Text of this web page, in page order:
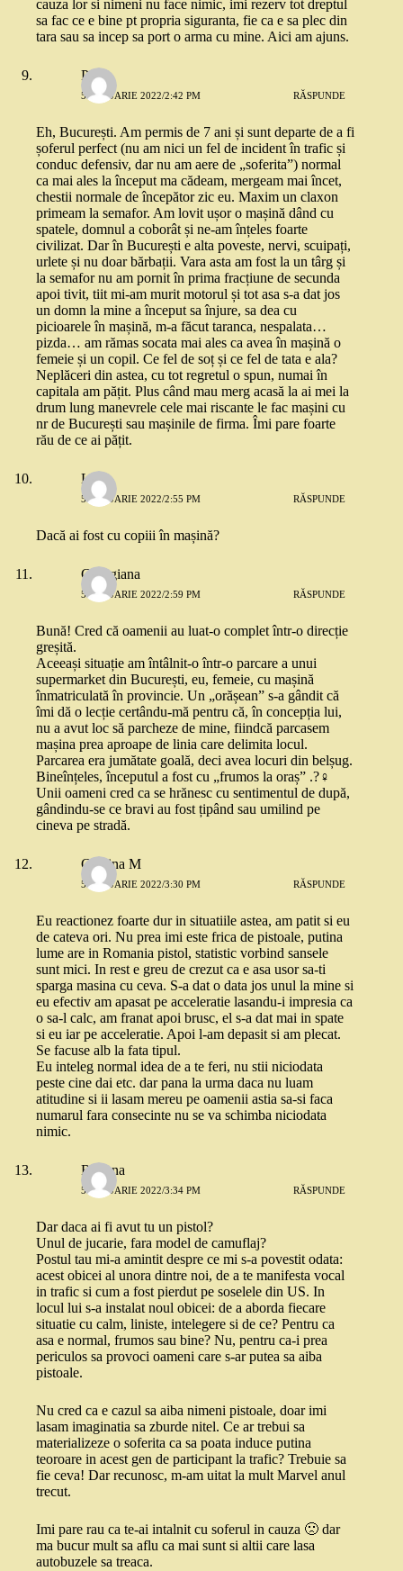
cauza lor si nimeni nu face nimic, imi rezerv tot dreptul
sa fac ce e bine pt propria siguranta, fie ca e sa plec din
tara sau sa incep sa port o arma cu mine. Aici am ajuns.
Pss
5 IANUARIE 2022/2:42 PM RĂSPUNDE
Eh, București. Am permis de 7 ani și sunt departe de a fi
șoferul perfect (nu am nici un fel de incident în trafic și
conduc defensiv, dar nu am aere de „soferita”) normal
ca mai ales la început ma cădeam, mergeam mai încet,
chestii normale de începător zic eu. Maxim un claxon
primeam la semafor. Am lovit ușor o mașină dând cu
spatele, domnul a coborât și ne-am înțeles foarte
civilizat. Dar în București e alta poveste, nervi, scuipați,
urlete și nu doar bărbații. Vara asta am fost la un târg și
la semafor nu am pornit în prima fracțiune de secunda
apoi tivit, tiit mi-am murit motorul și tot asa s-a dat jos
un domn la mine a început sa înjure, sa dea cu
picioarele în mașină, m-a făcut taranca, nespalata…
pizda… am rămas socata mai ales ca avea în mașină o
femeie și un copil. Ce fel de soț și ce fel de tata e ala?
Neplăceri din astea, cu tot regretul o spun, numai în
capitala am pățit. Plus când mau merg acasă la ai mei la
drum lung manevrele cele mai riscante le fac mașini cu
nr de București sau mașinile de firma. Îmi pare foarte
rău de ce ai pățit.
Lidia
5 IANUARIE 2022/2:55 PM RĂSPUNDE
Dacă ai fost cu copiii în mașină?
Georgiana
5 IANUARIE 2022/2:59 PM RĂSPUNDE
Bună! Cred că oamenii au luat-o complet într-o direcție
greșită.
Aceeași situație am întâlnit-o într-o parcare a unui
supermarket din București, eu, femeie, cu mașină
înmatriculată în provincie. Un „orășean” s-a gândit că
îmi dă o lecție certându-mă pentru că, în concepția lui,
nu a avut loc să parcheze de mine, fiindcă parcasem
mașina prea aproape de linia care delimita locul.
Parcarea era jumătate goală, deci avea locuri din belșug.
Bineînțeles, începutul a fost cu „frumos la oraș” .?‍♀️
Unii oameni cred ca se hrănesc cu sentimentul de după,
gândindu-se ce bravi au fost țipând sau umilind pe
cineva pe stradă.
Cristina M
5 IANUARIE 2022/3:30 PM RĂSPUNDE
Eu reactionez foarte dur in situatiile astea, am patit si eu
de cateva ori. Nu prea imi este frica de pistoale, putina
lume are in Romania pistol, statistic vorbind sansele
sunt mici. In rest e greu de crezut ca e asa usor sa-ti
sparga masina cu ceva. S-a dat o data jos unul la mine si
eu efectiv am apasat pe acceleratie lasandu-i impresia ca
o sa-l calc, am franat apoi brusc, el s-a dat mai in spate
si eu iar pe acceleratie. Apoi l-am depasit si am plecat.
Se facuse alb la fata tipul.
Eu inteleg normal idea de a te feri, nu stii niciodata
peste cine dai etc. dar pana la urma daca nu luam
atitudine si ii lasam mereu pe oamenii astia sa-si faca
numarul fara consecinte nu se va schimba niciodata
nimic.
Roxana
5 IANUARIE 2022/3:34 PM RĂSPUNDE
Dar daca ai fi avut tu un pistol?
Unul de jucarie, fara model de camuflaj?
Postul tau mi-a amintit despre ce mi s-a povestit odata:
acest obicei al unora dintre noi, de a te manifesta vocal
in trafic si cum a fost pierdut pe soselele din US. In
locul lui s-a instalat noul obicei: de a aborda fiecare
situatie cu calm, liniste, intelegere si de ce? Pentru ca
asa e normal, frumos sau bine? Nu, pentru ca-i prea
periculos sa provoci oameni care s-ar putea sa aiba
pistoale.
Nu cred ca e cazul sa aiba nimeni pistoale, doar imi
lasam imaginatia sa zburde nitel. Ce ar trebui sa
materializeze o soferita ca sa poata induce putina
teoroare in acest gen de participant la trafic? Trebuie sa
fie ceva! Dar recunosc, m-am uitat la mult Marvel anul
trecut.
Imi pare rau ca te-ai intalnit cu soferul in cauza 🙁 dar
ma bucur mult sa aflu ca mai sunt si altii care lasa
autobuzele sa treaca.